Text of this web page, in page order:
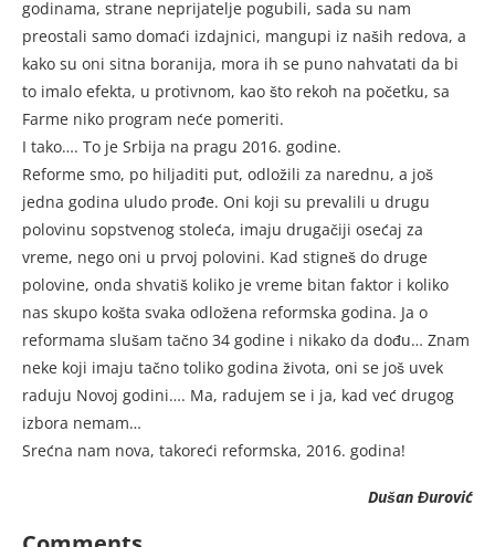
godinama, strane neprijatelje pogubili, sada su nam
preostali samo domaći izdajnici, mangupi iz naših redova, a
kako su oni sitna boranija, mora ih se puno nahvatati da bi
to imalo efekta, u protivnom, kao što rekoh na početku, sa
Farme niko program neće pomeriti.
I tako…. To je Srbija na pragu 2016. godine.
Reforme smo, po hiljaditi put, odložili za narednu, a još
jedna godina uludo prođe. Oni koji su prevalili u drugu
polovinu sopstvenog stoleća, imaju drugačiji osećaj za
vreme, nego oni u prvoj polovini. Kad stigneš do druge
polovine, onda shvatiš koliko je vreme bitan faktor i koliko
nas skupo košta svaka odložena reformska godina. Ja o
reformama slušam tačno 34 godine i nikako da dođu… Znam
neke koji imaju tačno toliko godina života, oni se još uvek
raduju Novoj godini…. Ma, radujem se i ja, kad već drugog
izbora nemam…
Srećna nam nova, takoreći reformska, 2016. godina!
Dušan Đurović